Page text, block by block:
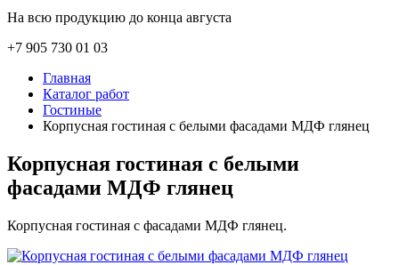
На всю продукцию до конца августа
+7 905 730 01 03
Главная
Каталог работ
Гостиные
Корпусная гостиная с белыми фасадами МДФ глянец
Корпусная гостиная с белыми
фасадами МДФ глянец
Корпусная гостиная с фасадами МДФ глянец.